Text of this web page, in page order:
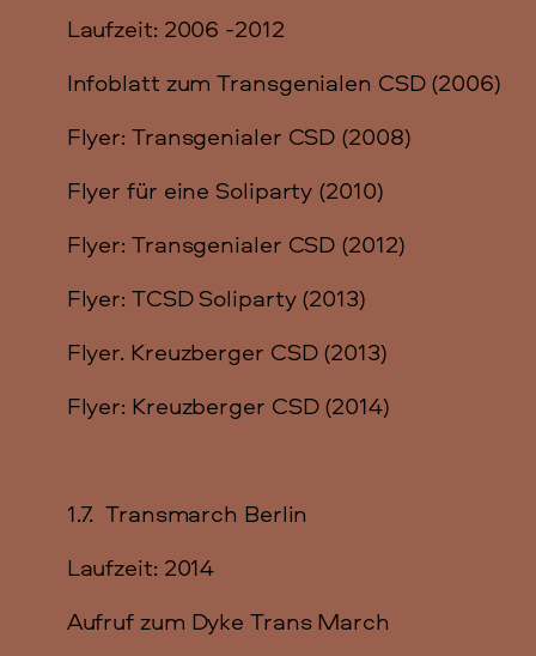
Laufzeit: 2006 -2012
Infoblatt zum Transgenialen CSD (2006)
Flyer: Transgenialer CSD (2008)
Flyer für eine Soliparty (2010)
Flyer: Transgenialer CSD (2012)
Flyer: TCSD Soliparty (2013)
Flyer. Kreuzberger CSD (2013)
Flyer: Kreuzberger CSD (2014)
1.7. Transmarch Berlin
Laufzeit: 2014
Aufruf zum Dyke Trans March